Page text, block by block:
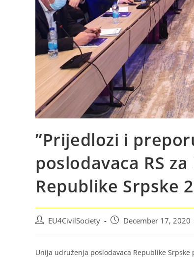
”Prijedlozi i
poslodavaca RS
Republike Srpske
EU4CivilSociety December 17, 2020
Unija udruženja poslodavaca Republike